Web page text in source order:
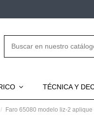
TÉCNICA Y
Faro 65080 modelo liz-2